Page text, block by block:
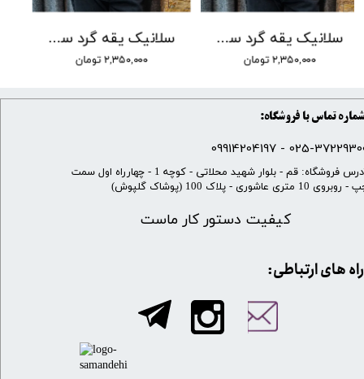
سلانیک یقه گرد ساده طرح روگاچی سرمه ای
۲,۳۵۰,۰۰۰ تومان
سلانیک یقه گرد ساده طرح روگاچی زرشکی
۲,۳۵۰,۰۰۰ تومان
شماره تماس با فروشگاه:
025-37229300 -
کیفیت دستور کار ماست
​آدرس فروشگاه: قم - بلوار شهید محلاتی - کوچه 1 - چهارراه اول سمت
10 متری عاشوری - پلاک 100 (پوشاک گلپوش)
​​راه های ارتباطی: